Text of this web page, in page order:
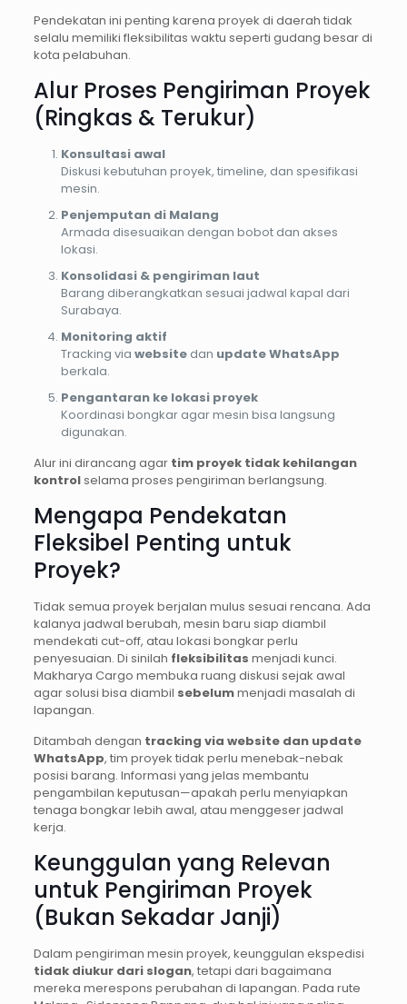
Pendekatan ini penting karena proyek di daerah tidak
selalu memiliki fleksibilitas waktu seperti gudang besar di
kota pelabuhan.
Alur Proses Pengiriman Proyek
(Ringkas & Terukur)
Konsultasi awal
Diskusi kebutuhan proyek, timeline, dan spesifikasi
mesin.
Penjemputan di Malang
Armada disesuaikan dengan bobot dan akses
lokasi.
Konsolidasi & pengiriman laut
Barang diberangkatkan sesuai jadwal kapal dari
Surabaya.
Monitoring aktif
Tracking via websitedan update WhatsApp
berkala.
Pengantaran ke lokasi proyek
Koordinasi bongkar agar mesin bisa langsung
digunakan.
Alur ini dirancang agar tim proyek tidak kehilangan
kontrolselama proses pengiriman berlangsung.
Mengapa Pendekatan
Fleksibel Penting untuk
Proyek?
Tidak semua proyek berjalan mulus sesuai rencana. Ada
kalanya jadwal berubah, mesin baru siap diambil
mendekati cut-off, atau lokasi bongkar perlu
penyesuaian. Di sinilah fleksibilitas menjadi kunci.
Makharya Cargo membuka ruang diskusi sejak awal
agar solusi bisa diambil sebelummenjadi masalah di
lapangan.
Ditambah dengan tracking via website dan update
WhatsApp, tim proyek tidak perlu menebak-nebak
posisi barang. Informasi yang jelas membantu
pengambilan keputusan—apakah perlu menyiapkan
tenaga bongkar lebih awal, atau menggeser jadwal
kerja.
Keunggulan yang Relevan
untuk Pengiriman Proyek
(Bukan Sekadar Janji)
Dalam pengiriman mesin proyek, keunggulan ekspedisi
tidak diukur dari slogan, tetapi dari bagaimana
mereka merespons perubahan di lapangan. Pada rute